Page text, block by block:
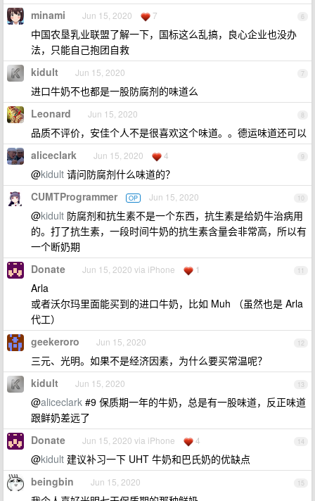
6
minami Jun 15, 2020 7
中国农垦乳业联盟了解一下，国标这么乱搞，良心企业也没办
法，只能自己抱团自救
7
kidult Jun 15, 2020
进口牛奶不也都是一股防腐剂的味道么
8
Leonard Jun 15, 2020
品质不评价，安佳个人不是很喜欢这个味道。。德运味道还可以
9
aliceclark Jun 15, 2020 4
@kidult 请问防腐剂什么味道的？
10
CUMTProgrammer OP Jun 15, 2020
@kidult 防腐剂和抗生素不是一个东西，抗生素是给奶牛治病用
的。打了抗生素，一段时间牛奶的抗生素含量会非常高，所以有
一个断奶期
11
Donate Jun 15, 2020 via iPhone 1
Arla
或者沃尔玛里面能买到的进口牛奶，比如 Muh （虽然也是 Arla
代工）
12
geekeroro Jun 15, 2020
三元、光明。如果不是经济因素，为什么要买常温呢？
13
kidult Jun 15, 2020
@aliceclark #9 保质期一年的牛奶，总是有一股味道，反正味道
跟鲜奶差远了
14
Donate Jun 15, 2020 via iPhone 4
@kidult 建议补习一下 UHT 牛奶和巴氏奶的优缺点
15
beingbin Jun 15, 2020